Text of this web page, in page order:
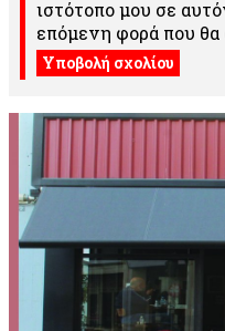
ιστότοπο μου σε
επόμενη φορά που θα